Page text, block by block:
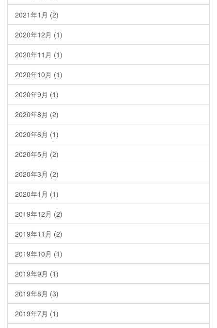
2021年1月 (2)
2020年12月 (1)
2020年11月 (1)
2020年10月 (1)
2020年9月 (1)
2020年8月 (2)
2020年6月 (1)
2020年5月 (2)
2020年3月 (2)
2020年1月 (1)
2019年12月 (2)
2019年11月 (2)
2019年10月 (1)
2019年9月 (1)
2019年8月 (3)
2019年7月 (1)